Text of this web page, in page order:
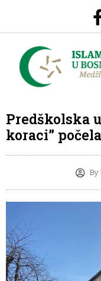
Predškolska
koraci”
By